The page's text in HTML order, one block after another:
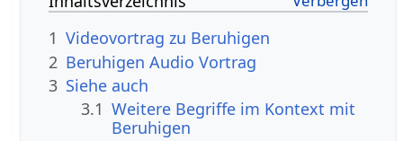
1
2
Beruhigen‏‎ Audio Vortrag
3 Siehe auch
3.1 Weitere Begriffe im Kontext mit